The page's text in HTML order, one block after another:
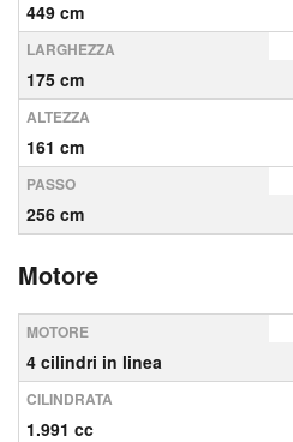
449 cm
LARGHEZZA
175 cm
ALTEZZA
161 cm
PASSO
256 cm
Motore
MOTORE
4 cilindri in linea
CILINDRATA
1.991 cc